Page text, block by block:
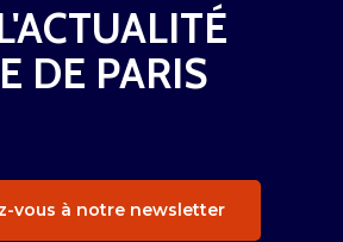
DE PARIS
vous à notre newsletter